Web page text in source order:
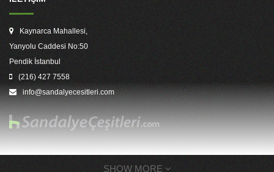
Kaynarca Mahallesi,
Yanyolu Caddesi No:50
Pendik İstanbul
(216) 427 7558
info@sandalyecesitleri.com
SHOW MORE